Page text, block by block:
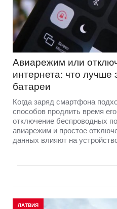
Авиарежим или
интернета: что лучше
батареи
Когда заряд смартфона
способов продлить время
отключение беспроводных
авиарежим и простое
данных влияют на
ЛАТВИЯ